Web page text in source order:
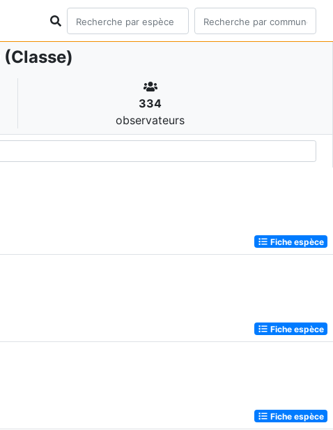
(Classe)
334
observateurs
Fiche espèce
Fiche espèce
Fiche espèce